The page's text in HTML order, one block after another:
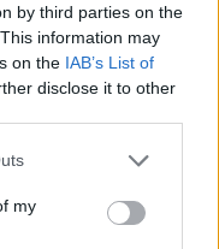
by third parties on the
information may
on the IAB’s List of
disclose it to other
one or more Google
You may click to
third-party tags to
my
tue foto